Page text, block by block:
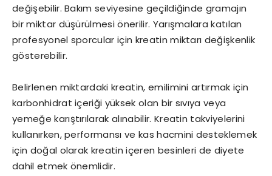
değişebilir. Bakım seviyesine geçildiğinde gramajın
bir miktar düşürülmesi önerilir. Yarışmalara katılan
profesyonel sporcular için kreatin miktarı değişkenlik
gösterebilir.
Belirlenen miktardaki kreatin, emilimini artırmak için
karbonhidrat içeriği yüksek olan bir sıvıya veya
yemeğe karıştırılarak alınabilir. Kreatin takviyelerini
kullanırken, performansı ve kas hacmini desteklemek
için doğal olarak kreatin içeren besinleri de diyete
dahil etmek önemlidir.